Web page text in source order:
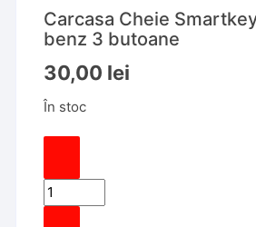
Carcasa Cheie
benz 3 butoane
30,00 lei
În stoc
Cantitate
Carcasa